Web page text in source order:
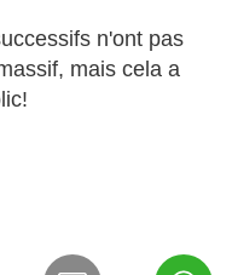
n'ont pas
mais cela a